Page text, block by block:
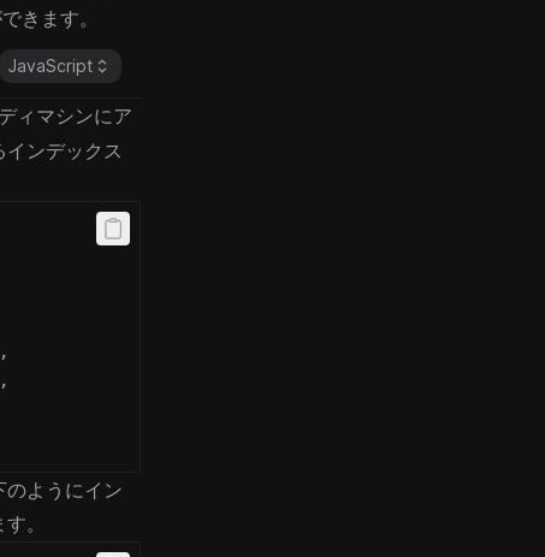
きます。
JavaScript
ィマシンにア
ンデックス
,
,
ようにイン
。